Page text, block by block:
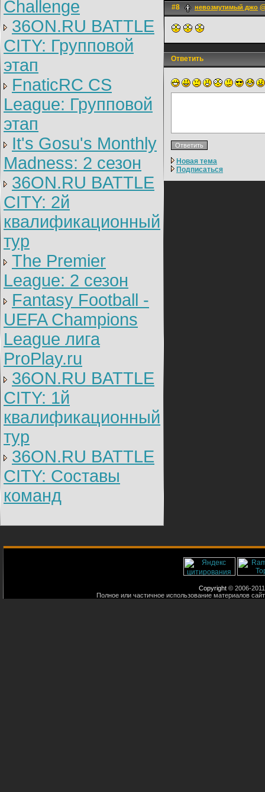
Challenge
36ON.RU BATTLE
CITY: Групповой
этап
FnaticRC CS
League: Групповой
этап
It's Gosu's Monthly
Madness: 2 сезон
36ON.RU BATTLE
CITY: 2й
квалификационный
тур
The Premier
League: 2 cезон
Fantasy Football -
UEFA Champions
League лига
ProPlay.ru
36ON.RU BATTLE
CITY: 1й
квалификационный
тур
36ON.RU BATTLE
CITY: Составы
команд
#8 невозмутимый джо
Ответить
Новая тема
Подписаться
Copyright © 2006-
Полное или частичное использование материалов